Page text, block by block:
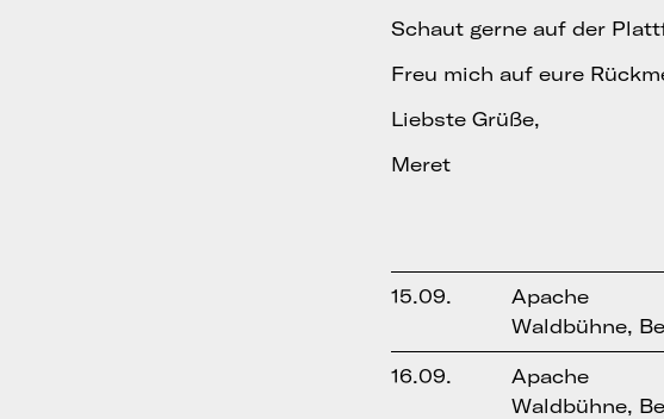
Schaut gerne auf der
Freu mich auf eure
Liebste Grüße,
Meret
15.09.
Apache
Waldbühne,
16.09.
Apache
Waldbühne,